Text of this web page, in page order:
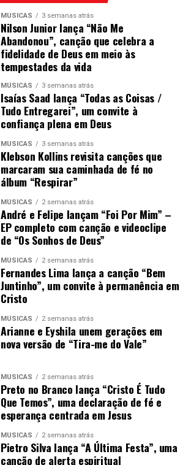
MÚSICAS 3 semanas atrás
Nilson Junior lança “Não Me
Abandonou”, canção que celebra a
fidelidade de Deus em meio às
tempestades da vida
MÚSICAS 3 semanas atrás
Isaías Saad lança “Todas as Coisas /
Tudo Entregarei”, um convite à
confiança plena em Deus
MÚSICAS 3 semanas atrás
Klebson Kollins revisita canções que
marcaram sua caminhada de fé no
álbum “Respirar”
MÚSICAS 2 semanas atrás
André e Felipe lançam “Foi Por Mim” –
EP completo com canção e videoclipe
de “Os Sonhos de Deus”
MÚSICAS 2 semanas atrás
Fernandes Lima lança a canção “Bem
Juntinho”, um convite à permanência em
Cristo
MÚSICAS 2 semanas atrás
Arianne e Eyshila unem gerações em
nova versão de “Tira-me do Vale”
MÚSICAS 2 semanas atrás
Preto no Branco lança “Cristo É Tudo
Que Temos”, uma declaração de fé e
esperança centrada em Jesus
MÚSICAS 2 semanas atrás
Pietro Silva lança “A Última Festa”, uma
canção de alerta espiritual